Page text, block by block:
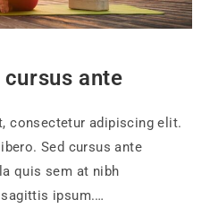
ante
consectetur adipiscing elit.
Sed cursus ante
quis sem at nibh
ipsum.…